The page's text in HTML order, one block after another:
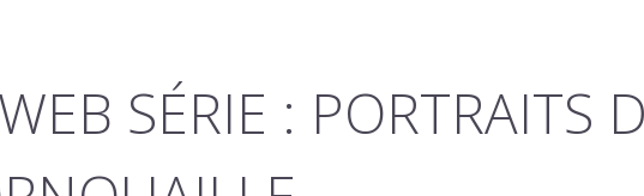
SÉRIE : PORTRAITS